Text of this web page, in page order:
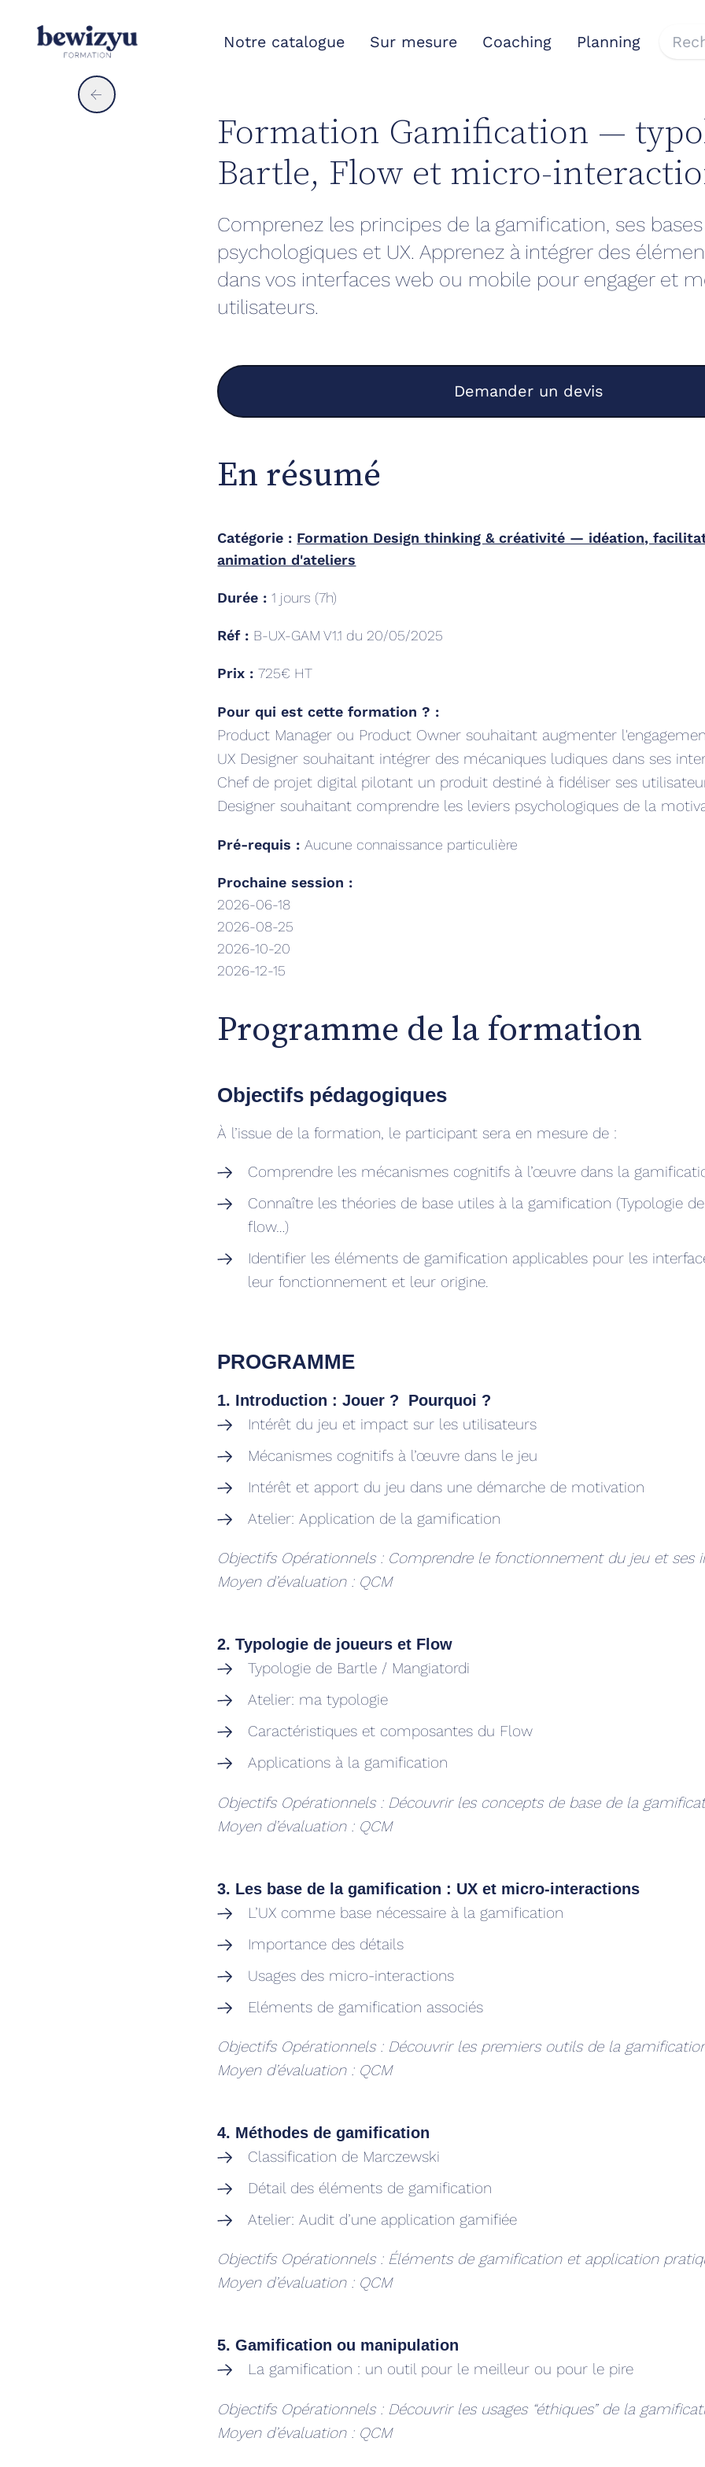
Notre catalogue Sur mesure Coaching Planning
←
Formation Gamification —
Bartle, Flow et micro-
Comprenez les principes de la gamification, ses bases
psychologiques et UX. Apprenez à intégrer des
dans vos interfaces web ou mobile pour engager et
utilisateurs.
Demander un devis
En résumé
Catégorie : Formation Design thinking & créativité — idéation,
animation d'ateliers
Durée :1 jours (7h)
Réf : B-UX-GAM V1.1 du 20/05/2025
Prix :725€ HT
Pour qui est cette formation ? :
Product Manager ou Product Owner souhaitant augmenter
UX Designer souhaitant intégrer des mécaniques ludiques dans ses
Chef de projet digital pilotant un produit destiné à fidéliser ses
Designer souhaitant comprendre les leviers psychologiques de la
Pré-requis :Aucune connaissance particulière
Prochaine session :
2026-06-18
2026-08-25
2026-10-20
2026-12-15
Programme de la formation
Objectifs pédagogiques
À l’issue de la formation, le participant sera en mesure de :
Comprendre les mécanismes cognitifs à l’œuvre dans la
Connaître les théories de base utiles à la gamification (Typologie
flow…)
Identifier les éléments de gamification applicables pour les
leur fonctionnement et leur origine.
PROGRAMME
1. Introduction : Jouer ? Pourquoi ?
Intérêt du jeu et impact sur les utilisateurs
Mécanismes cognitifs à l’œuvre dans le jeu
Intérêt et apport du jeu dans une démarche de motivation
Atelier: Application de la gamification
Objectifs Opérationnels : Comprendre le fonctionnement du jeu et ses
Moyen d’évaluation : QCM
2. Typologie de joueurs et Flow
Typologie de Bartle / Mangiatordi
Atelier: ma typologie
Caractéristiques et composantes du Flow
Applications à la gamification
Objectifs Opérationnels : Découvrir les concepts de base de la
Moyen d’évaluation : QCM
3. Les base de la gamification : UX et micro-interactions
L’UX comme base nécessaire à la gamification
Importance des détails
Usages des micro-interactions
Eléments de gamification associés
Objectifs Opérationnels : Découvrir les premiers outils de la
Moyen d’évaluation : QCM
4. Méthodes de gamification
Classification de Marczewski
Détail des éléments de gamification
Atelier: Audit d’une application gamifiée
Objectifs Opérationnels : Éléments de gamification et application
Moyen d’évaluation : QCM
5. Gamification ou manipulation
La gamification : un outil pour le meilleur ou pour le pire
Objectifs Opérationnels : Découvrir les usages “éthiques” de la
Moyen d’évaluation : QCM